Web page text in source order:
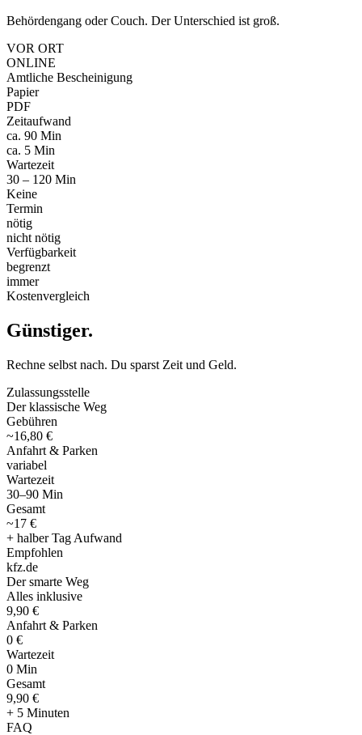
Behördengang oder Couch. Der Unterschied ist groß.
VOR ORT
ONLINE
Amtliche Bescheinigung
Papier
PDF
Zeitaufwand
ca. 90 Min
ca. 5 Min
Wartezeit
30 – 120 Min
Keine
Termin
nötig
nicht nötig
Verfügbarkeit
begrenzt
immer
Kostenvergleich
Günstiger.
Rechne selbst nach. Du sparst Zeit und Geld.
Zulassungsstelle
Der klassische Weg
Gebühren
~16,80 €
Anfahrt & Parken
variabel
Wartezeit
30–90 Min
Gesamt
~17 €
+ halber Tag Aufwand
Empfohlen
kfz.de
Der smarte Weg
Alles inklusive
9,90 €
Anfahrt & Parken
0 €
Wartezeit
0 Min
Gesamt
9,90 €
+ 5 Minuten
FAQ